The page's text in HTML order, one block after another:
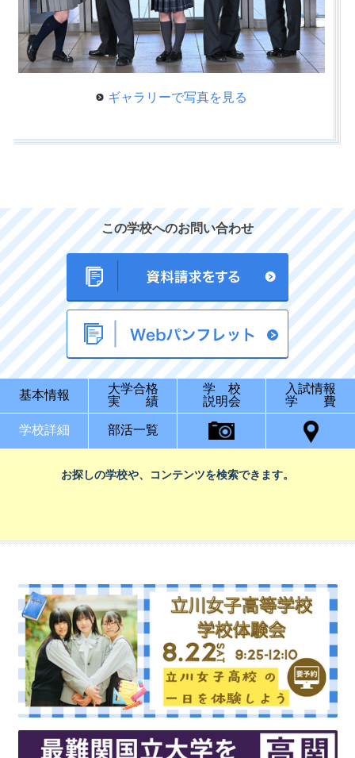
ギャラリーで写真を見る
この学校へのお問い合わせ
基本情報
大学合格
実 績
学 校
説明会
入試情報
学 費
学校詳細 部活一覧
お探しの学校や、コンテンツを検索できます。